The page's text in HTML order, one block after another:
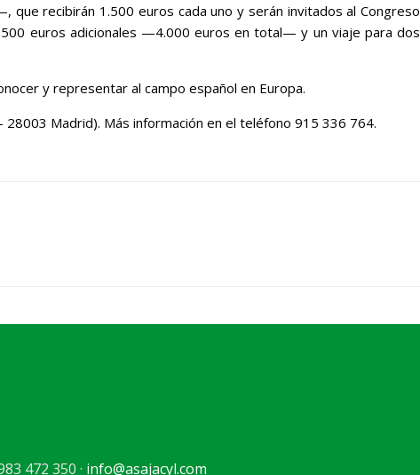
recibirán 1.500 euros cada uno y serán invitados al Congreso
euros adicionales —4.000 euros en total— y un viaje para dos
y representar al campo español en Europa.
28003 Madrid). Más información en el teléfono 915 336 764.
472 350 · info@asajacyl.com